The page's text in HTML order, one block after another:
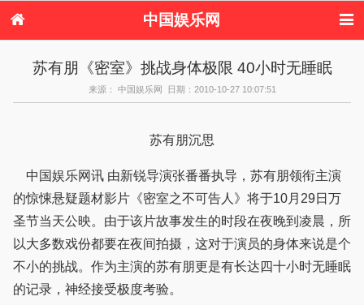
中国娱乐网
港台娱乐
日本娱乐 韩国娱乐
欧美娱乐
音乐新闻 影视新闻
内地明星八卦
八卦
苏有朋《密室》挑战身体极限 40小时无睡眠
来源： 中国娱乐网 日期：2010-10-27 10:07:51
苏有朋沉思
中国娱乐网讯 由新锐导演张番番执导，苏有朋领衔主演
的惊悚悬疑题材影片《密室之不可告人》将于10月29日万
圣节当天公映。由于该片故事发生的时段在夜晚到凌晨，所
以大多数戏份都要在夜间拍摄，这对于演员的身体来说是个
不小的挑战。作为主演的苏有朋更是有长达四十小时无睡眠
的记录，神经接受极度考验。